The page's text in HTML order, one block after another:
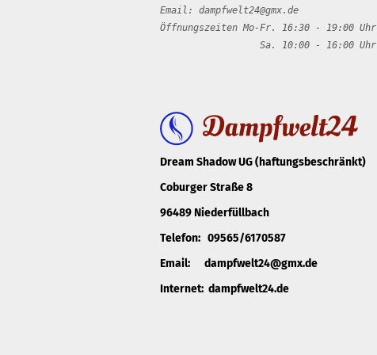
Email: dampfwelt24@gmx.de
Öffnungszeiten Mo-Fr. 16:30 - 19:00 Uhr
Sa. 10:00 - 16:00 Uhr
Dream Shadow UG (haftungsbeschränkt)
Coburger Straße 8
96489 Niederfüllbach
Telefon: 09565/6170587
Email: dampfwelt24@gmx.de
Internet: dampfwelt24.de